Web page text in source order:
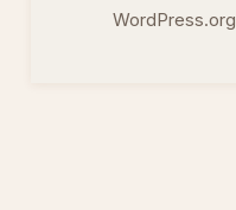
WordPress.org